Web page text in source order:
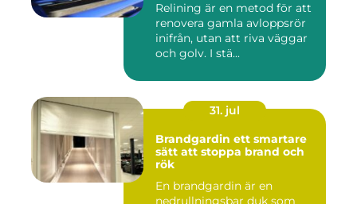
Relining är en metod för att
renovera gamla avloppsrör
inifrån, utan att riva väggar
och golv. I stä...
31. jul
Brandgardin ett smartare
sätt att stoppa brand och
rök
En brandgardin är en
nedrullningsbar duk som